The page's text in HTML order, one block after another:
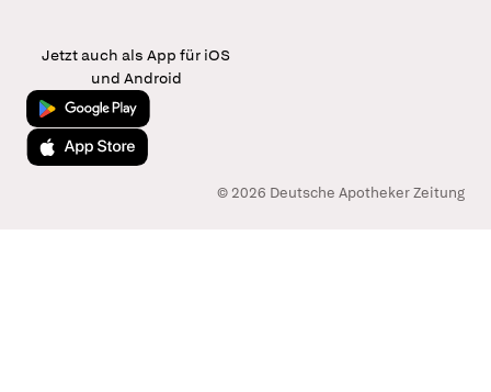
Jetzt auch als App für iOS
und Android
Jetzt bei Google Play
Laden im App Store
© 2026 Deutsche Apotheker Zeitung